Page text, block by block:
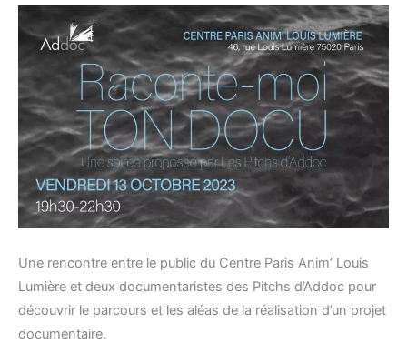
Une rencontre entre le public du Centre Paris Anim’ Louis
Lumière et deux documentaristes des Pitchs d’Addoc pour
découvrir le parcours et les aléas de la réalisation d’un projet
documentaire.